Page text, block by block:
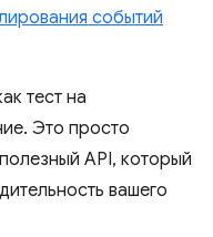
событий
тест на
Это просто
API, который
вашего